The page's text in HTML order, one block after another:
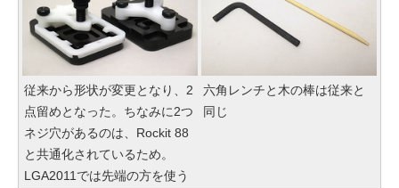
従来から形状が変更となり、2
点留めとなった。ちなみに2つ
ネジ穴があるのは、Rockit 88
と共通化されているため。
LGA2011では先端の方を使う
六角レンチと木の棒は従来と
同じ